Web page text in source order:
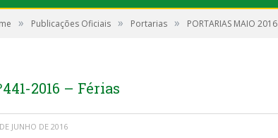
» Publicações Oficiais » Portarias » PORTARIAS MAIO 2016
2016 – Férias
JUNHO DE 2016